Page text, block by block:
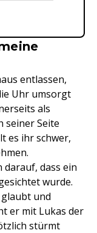
entlassen,
Uhr umsorgt
als
seiner Seite
es ihr schwer,
dass ein
wurde.
und
er mit Lukas der
stürmt